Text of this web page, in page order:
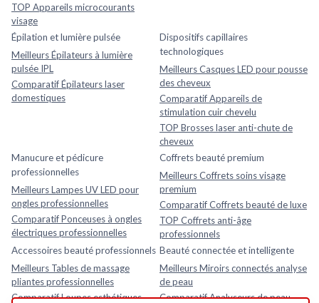
TOP Appareils microcourants
visage
Épilation et lumière pulsée
Meilleurs Épilateurs à lumière
pulsée IPL
Comparatif Épilateurs laser
domestiques
Dispositifs capillaires
technologiques
Meilleurs Casques LED pour pousse
des cheveux
Comparatif Appareils de
stimulation cuir chevelu
TOP Brosses laser anti-chute de
cheveux
Manucure et pédicure
professionnelles
Meilleurs Lampes UV LED pour
ongles professionnelles
Comparatif Ponceuses à ongles
électriques professionnelles
Coffrets beauté premium
Meilleurs Coffrets soins visage
premium
Comparatif Coffrets beauté de luxe
TOP Coffrets anti-âge
professionnels
Accessoires beauté professionnels
Meilleurs Tables de massage
pliantes professionnelles
Comparatif Loupes esthétiques
Beauté connectée et intelligente
Meilleurs Miroirs connectés analyse
de peau
Comparatif Analyseurs de peau